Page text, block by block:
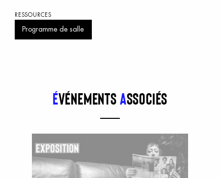
RESSOURCES
Programme de salle
Événementsassociés